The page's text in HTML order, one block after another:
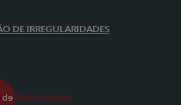
DE IRREGULARIDADES